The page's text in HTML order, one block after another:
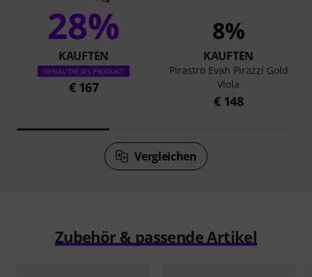
28%
KAUFTEN
GENAU DIESES PRODUKT
€ 167
8%
KAUFTEN
Pirastro Evah Pirazzi Gold
Viola
€ 148
Vergleichen
Zubehör & passende Artikel